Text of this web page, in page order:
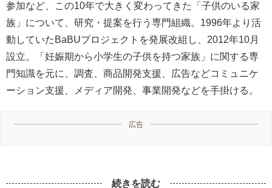
参加など、この10年で大きく変わってきた「子供のいる家
族」について、研究・提案を行う専門組織。1996年より活
動していたBaBUプロジェクトを発展改組し、2012年10月
設立。「妊娠期から小学生の子供を持つ家族」に関する専
門知識を元に、調査、商品開発支援、広告などコミュニケ
ーション支援、メディア開発、事業開発などを手掛ける。
広告
続きを読む